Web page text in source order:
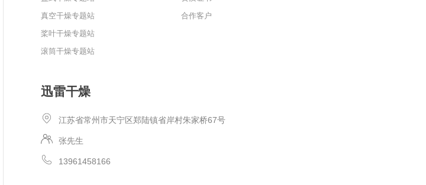
真空干燥专题站
桨叶干燥专题站
滚筒干燥专题站
合作客户
迅雷干燥
江苏省常州市天宁区郑陆镇省岸村朱家桥67号
张先生
13961458166